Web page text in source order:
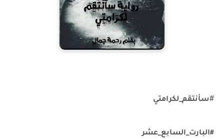
#سأنتقم_لكرامتي
#البارت_السابع_عشر